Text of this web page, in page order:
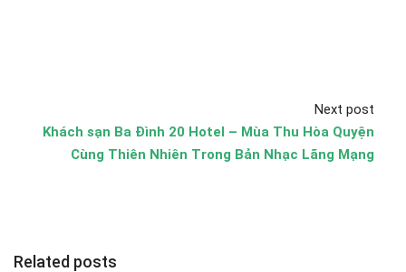
Next post
Khách sạn Ba Đình 20 Hotel – Mùa Thu Hòa Quyện
Cùng Thiên Nhiên Trong Bản Nhạc Lãng Mạng
Related posts